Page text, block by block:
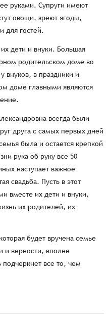
руками. Супруги имеют
овощи, зреют ягоды,
для гостей.
их дети и внуки. Большая
родительском доме во
внуков, в праздники и
доме главными являются
всегда были
друга с самых первых дней
была и остается крепкой
рука об руку все 50
наступает важное
свадьба. Пусть в этот
вместе их дети и внуки,
их родителей, их
будет вручена семье
и верности, вполне
все то, чем